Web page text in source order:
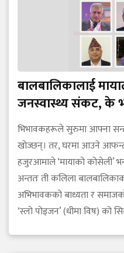
बालबालिकालाई
जनस्वास्थ्य संकट, के
भिभावकहरूले सुरुमा आफ्ना
खोज्छन्। तर, घरमा आउने
हजुरआमाले ‘मायाको
अन्ततः ती कलिला
अभिभावकको बाध्यता र
‘स्लो पोइजन’ (धीमा विष) को